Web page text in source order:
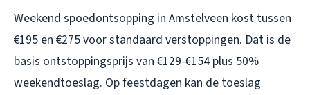
Weekend spoedontsopping in Amstelveen kost tussen
€195 en €275 voor standaard verstoppingen. Dat is de
basis ontstoppingsprijs van €129-€154 plus 50%
weekendtoeslag. Op feestdagen kan de toeslag